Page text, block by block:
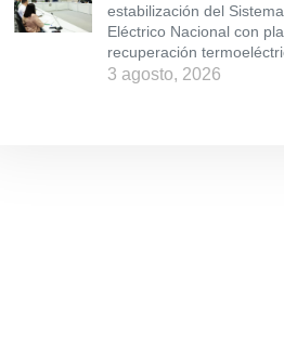
estabilización del Sistema
Eléctrico Nacional con
recuperación
3 agosto, 2026